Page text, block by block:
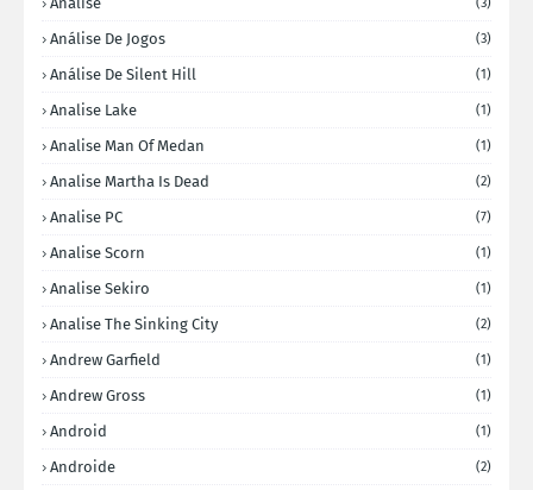
Análise De Jogos (3)
Análise De Silent Hill (1)
Analise Lake (1)
Analise Man Of Medan (1)
Analise Martha Is Dead (2)
Analise PC (7)
Analise Scorn (1)
Analise Sekiro (1)
Analise The Sinking City (2)
Andrew Garfield (1)
Andrew Gross (1)
Android (1)
Androide (2)